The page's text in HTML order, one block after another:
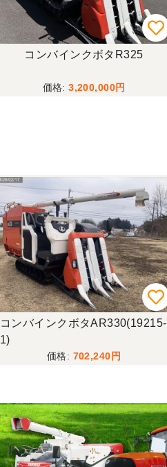
コンバインクボタR325
3,200,000
コンバインクボタAR330(19215-
1)
702,240